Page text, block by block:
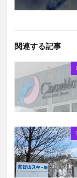
関連する記事